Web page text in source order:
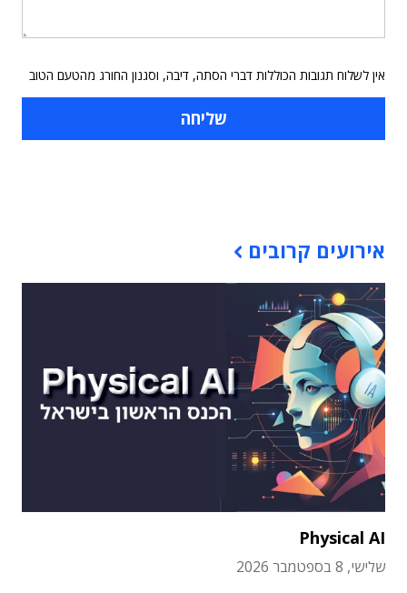
אין לשלוח תגובות הכוללות דברי הסתה, דיבה, וסגנון החורג מהטעם הטוב
אירועים קרובים
Physical AI
שלישי, 8 בספטמבר 2026